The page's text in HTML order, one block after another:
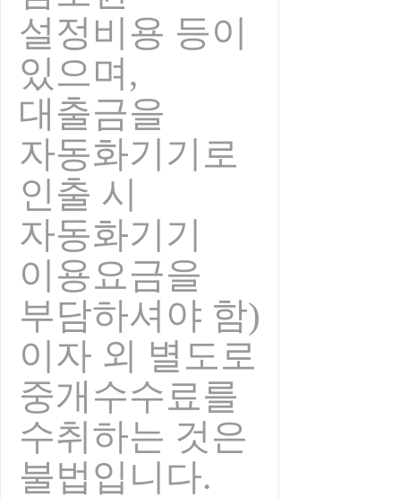
설정비용 등이
있으며,
대출금을
자동화기기로
인출 시
자동화기기
이용요금을
부담하셔야 함)
이자 외 별도로
중개수수료를
수취하는 것은
불법입니다.